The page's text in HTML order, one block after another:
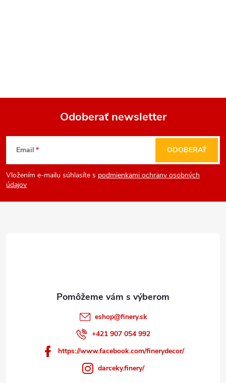
Z
á
p
Odoberať newsletter
Email
Vložením e-mailu súhlasíte s podmienkami ochrany osobných
údajov
ODOBERAŤ
eshop@finery.sk
+421 907 054 992
https://www.facebook.com/finerydecor/
darceky.finery/